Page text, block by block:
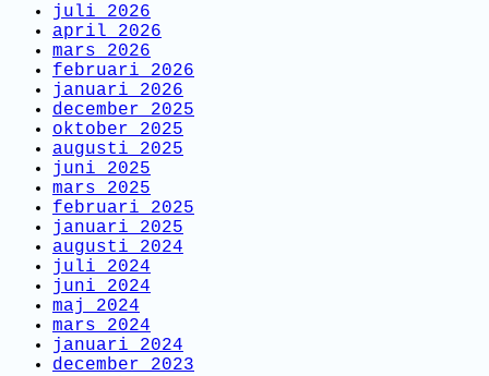
juli 2026
april 2026
mars 2026
februari 2026
januari 2026
december 2025
oktober 2025
augusti 2025
juni 2025
mars 2025
februari 2025
januari 2025
augusti 2024
juli 2024
juni 2024
maj 2024
mars 2024
januari 2024
december 2023